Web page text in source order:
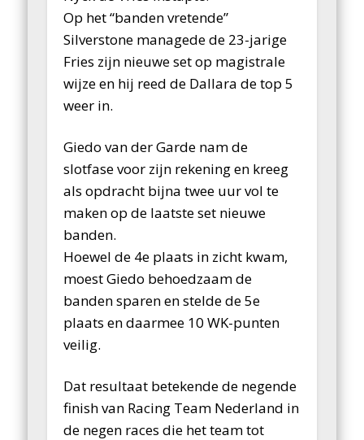
Op het “banden vretende”
Silverstone managede de 23-jarige
Fries zijn nieuwe set op magistrale
wijze en hij reed de Dallara de top 5
weer in.
Giedo van der Garde nam de
slotfase voor zijn rekening en kreeg
als opdracht bijna twee uur vol te
maken op de laatste set nieuwe
banden.
Hoewel de 4e plaats in zicht kwam,
moest Giedo behoedzaam de
banden sparen en stelde de 5e
plaats en daarmee 10 WK-punten
veilig.
Dat resultaat betekende de negende
finish van Racing Team Nederland in
de negen races die het team tot